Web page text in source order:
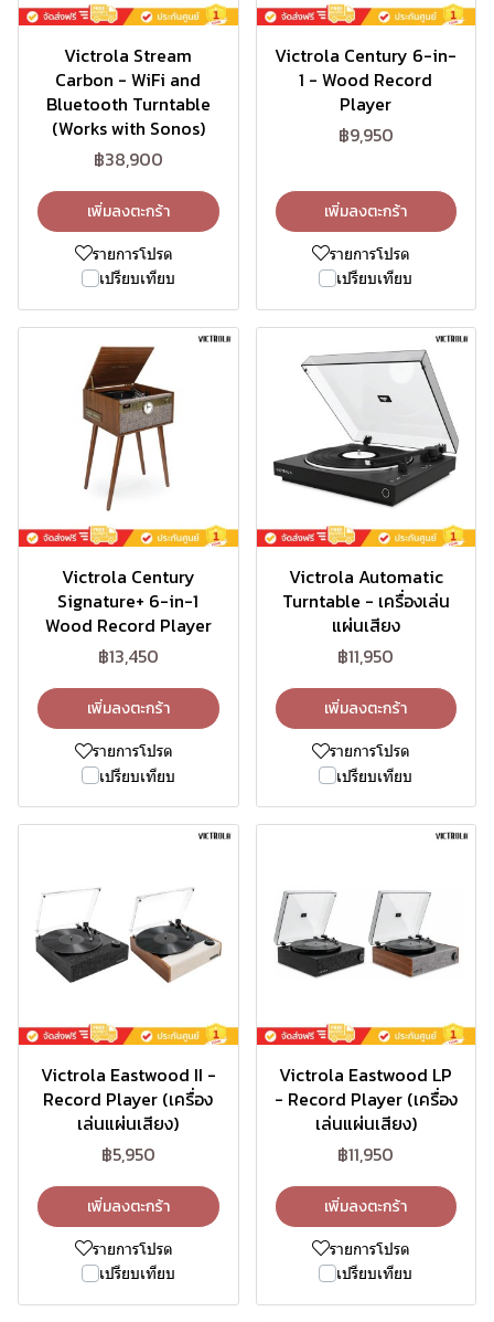
Victrola Stream
Carbon - WiFi and
Bluetooth Turntable
(Works with Sonos)
฿38,900
เพิ่มลงตะกร้า
รายการโปรด
เปรียบเทียบ
Victrola Century 6-in-
1 - Wood Record
Player
฿9,950
เพิ่มลงตะกร้า
รายการโปรด
เปรียบเทียบ
Victrola Century
Signature+ 6-in-1
Wood Record Player
฿13,450
เพิ่มลงตะกร้า
รายการโปรด
เปรียบเทียบ
Victrola Automatic
Turntable - เครื่องเล่น
แผ่นเสียง
฿11,950
เพิ่มลงตะกร้า
รายการโปรด
เปรียบเทียบ
Victrola Eastwood II -
Record Player (เครื่อง
เล่นแผ่นเสียง)
฿5,950
เพิ่มลงตะกร้า
รายการโปรด
เปรียบเทียบ
Victrola Eastwood LP
- Record Player (เครื่อง
เล่นแผ่นเสียง)
฿11,950
เพิ่มลงตะกร้า
รายการโปรด
เปรียบเทียบ